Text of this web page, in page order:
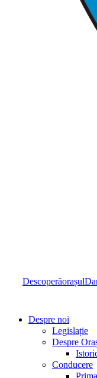
Descoperăorașul
Despre noi
Legislație
Despre
Conducere